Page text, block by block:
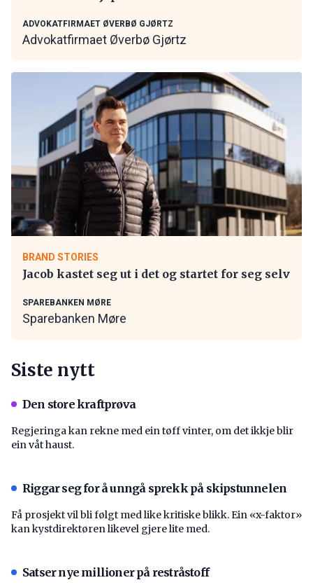
ADVOKATFIRMAET ØVERBØ GJØRTZ
Advokatfirmaet Øverbø Gjørtz
BRAND STORIES
Jacob kastet seg ut i det og startet for seg selv
SPAREBANKEN MØRE
Sparebanken Møre
Siste nytt
Den store kraftprøva
Regjeringa kan rekne med ein tøff vinter, om det ikkje blir
ein våt haust.
Riggar seg for å unngå sprekk på skipstunnelen
Få prosjekt vil bli følgt med like kritiske blikk. Ein «x-faktor»
kan kystdirektøren likevel gjere lite med.
Satser nye millioner på restråstoff